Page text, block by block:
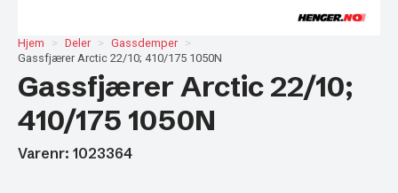
Hjem Deler
Gassdemper
Gassfjærer Arctic 22/10; 410/175 1050N
Gassfjærer Arctic 22/10;
410/175 1050N
Varenr: 1023364